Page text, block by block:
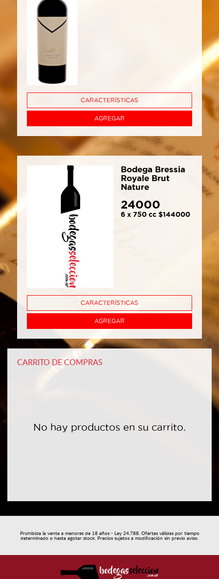
CARACTERÍSTICAS
AGREGAR
Bodega Bressia
Royale Brut
Nature
24000
6 x 750 cc $144000
CARACTERÍSTICAS
AGREGAR
CARRITO DE COMPRAS
No hay productos en su carrito.
Prohibida la venta a menores de 18 años - Ley 24.788. Ofertas válidas por tiempo
determinado o hasta agotar stock. Precios sujetos a modificación sin previo aviso.